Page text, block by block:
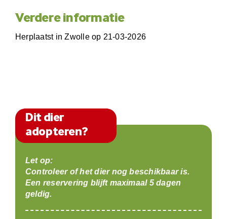
Verdere informatie
Herplaatst in Zwolle op 21-03-2026
Dit dier
adopteren?
Let op:
Controleer of het dier nog beschikbaar is.
Een reservering blijft maximaal 5 dagen
geldig.